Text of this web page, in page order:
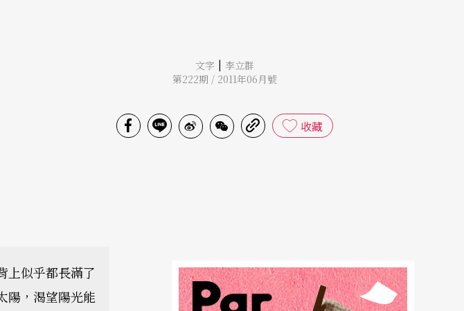
文字 | 李立群
第222期 / 2011年06月號
收藏
上似乎都長滿了
陽，渴望陽光能